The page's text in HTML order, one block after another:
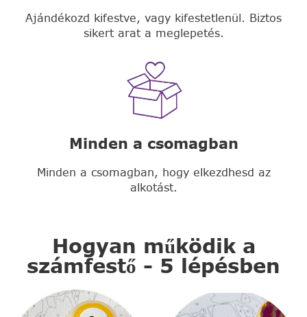
Ajándékozd kifestve, vagy kifestetlenül. Biztos
sikert arat a meglepetés.
Minden a csomagban
Minden a csomagban, hogy elkezdhesd az
alkotást.
Hogyan működik a
számfestő - 5 lépésben